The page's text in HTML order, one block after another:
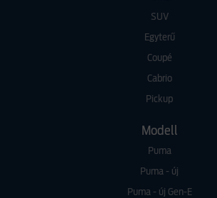
SUV
Egyterű
Coupé
Cabrio
Pickup
Modell
Puma
Puma - új
Puma - új Gen-E